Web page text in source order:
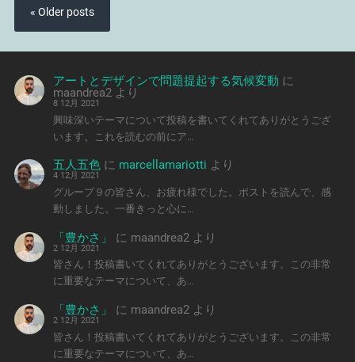
« Older posts
アートとデザインで問題提起する気候変動 に
maandrea2 より
8 12月 2021
興味深いテーマについて投稿を書いてくれてありがとうござ
います。これを読むの前にア…
五人五色 に marcellamariotti より
4 12月 2021
グループ９の皆さん、お疲れ様でした。ポストを読んで、感
動しました。一番きっと心に…
「豊かさ」 に maandrea2 より
2 12月 2021
皆さん！投稿書いてくれてありがとうございます。この非常
に重要なテーマについて、あ…
「豊かさ」 に maandrea2 より
2 12月 2021
皆さん！投稿書いてくれてありがとうございます。この非常
に重要なテーマについて、あ…